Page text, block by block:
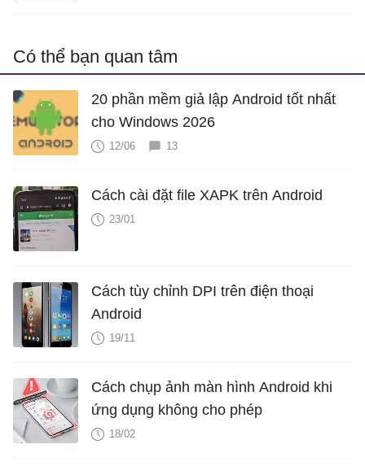
Có thể bạn quan tâm
20 phần mềm giả lập Android tốt nhất
cho Windows 2026
12/06 13
Cách cài đặt file XAPK trên Android
23/01
Cách tùy chỉnh DPI trên điện thoại
Android
19/11
Cách chụp ảnh màn hình Android khi
ứng dụng không cho phép
18/02